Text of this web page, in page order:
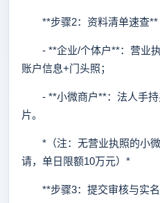
**步骤2：资料清单速查**
- **企业/个体户**：营业执
账户信息+门头照；
- **小微商户**：法人手持
片。
*（注：无营业执照的小微
请，单日限额10万元）*
**步骤3：提交审核与实名